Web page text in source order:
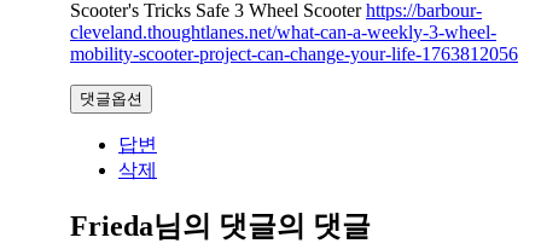
Scooter's Tricks Safe 3 Wheel Scooterhttps://barbour-
cleveland.thoughtlanes.net/what-can-a-weekly-3-wheel-
mobility-scooter-project-can-change-your-life-1763812056
댓글옵션
답변
삭제
Frieda님의 댓글의 댓글